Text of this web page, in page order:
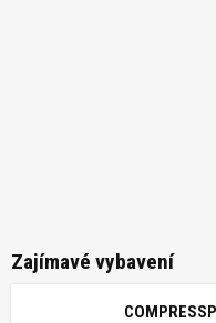
Zajímavé vybavení